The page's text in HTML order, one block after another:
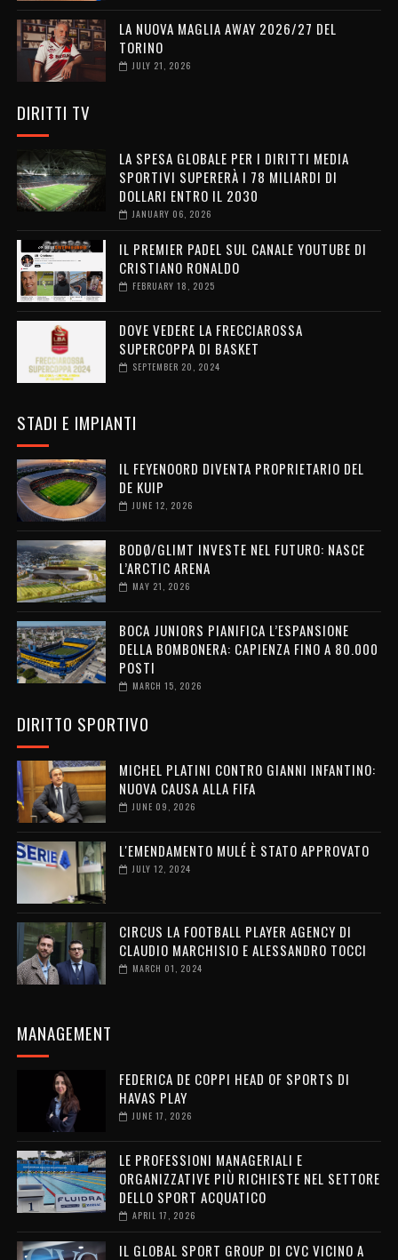
LA NUOVA MAGLIA AWAY 2026/27 DEL
TORINO
JULY 21, 2026
DIRITTI TV
LA SPESA GLOBALE PER I DIRITTI MEDIA
SPORTIVI SUPERERÀ I 78 MILIARDI DI
DOLLARI ENTRO IL 2030
JANUARY 06, 2026
IL PREMIER PADEL SUL CANALE YOUTUBE DI
CRISTIANO RONALDO
FEBRUARY 18, 2025
DOVE VEDERE LA FRECCIAROSSA
SUPERCOPPA DI BASKET
SEPTEMBER 20, 2024
STADI E IMPIANTI
IL FEYENOORD DIVENTA PROPRIETARIO DEL
DE KUIP
JUNE 12, 2026
BODØ/GLIMT INVESTE NEL FUTURO: NASCE
L’ARCTIC ARENA
MAY 21, 2026
BOCA JUNIORS PIANIFICA L’ESPANSIONE
DELLA BOMBONERA: CAPIENZA FINO A 80.000
POSTI
MARCH 15, 2026
DIRITTO SPORTIVO
MICHEL PLATINI CONTRO GIANNI INFANTINO:
NUOVA CAUSA ALLA FIFA
JUNE 09, 2026
L'EMENDAMENTO MULÉ È STATO APPROVATO
JULY 12, 2024
CIRCUS LA FOOTBALL PLAYER AGENCY DI
CLAUDIO MARCHISIO E ALESSANDRO TOCCI
MARCH 01, 2024
MANAGEMENT
FEDERICA DE COPPI HEAD OF SPORTS DI
HAVAS PLAY
JUNE 17, 2026
LE PROFESSIONI MANAGERIALI E
ORGANIZZATIVE PIÙ RICHIESTE NEL SETTORE
DELLO SPORT ACQUATICO
APRIL 17, 2026
IL GLOBAL SPORT GROUP DI CVC VICINO A